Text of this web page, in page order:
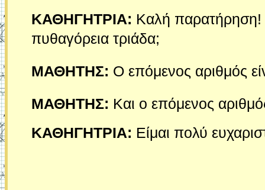
ΚΑΘΗΓΗΤΡΙΑ: Καλή
πυθαγόρεια τριάδα;
ΜΑΘΗΤΗΣ: Ο επόμενος αριθμός
ΜΑΘΗΤΗΣ: Και ο επόμενος
ΚΑΘΗΓΗΤΡΙΑ: Είμαι πολύ